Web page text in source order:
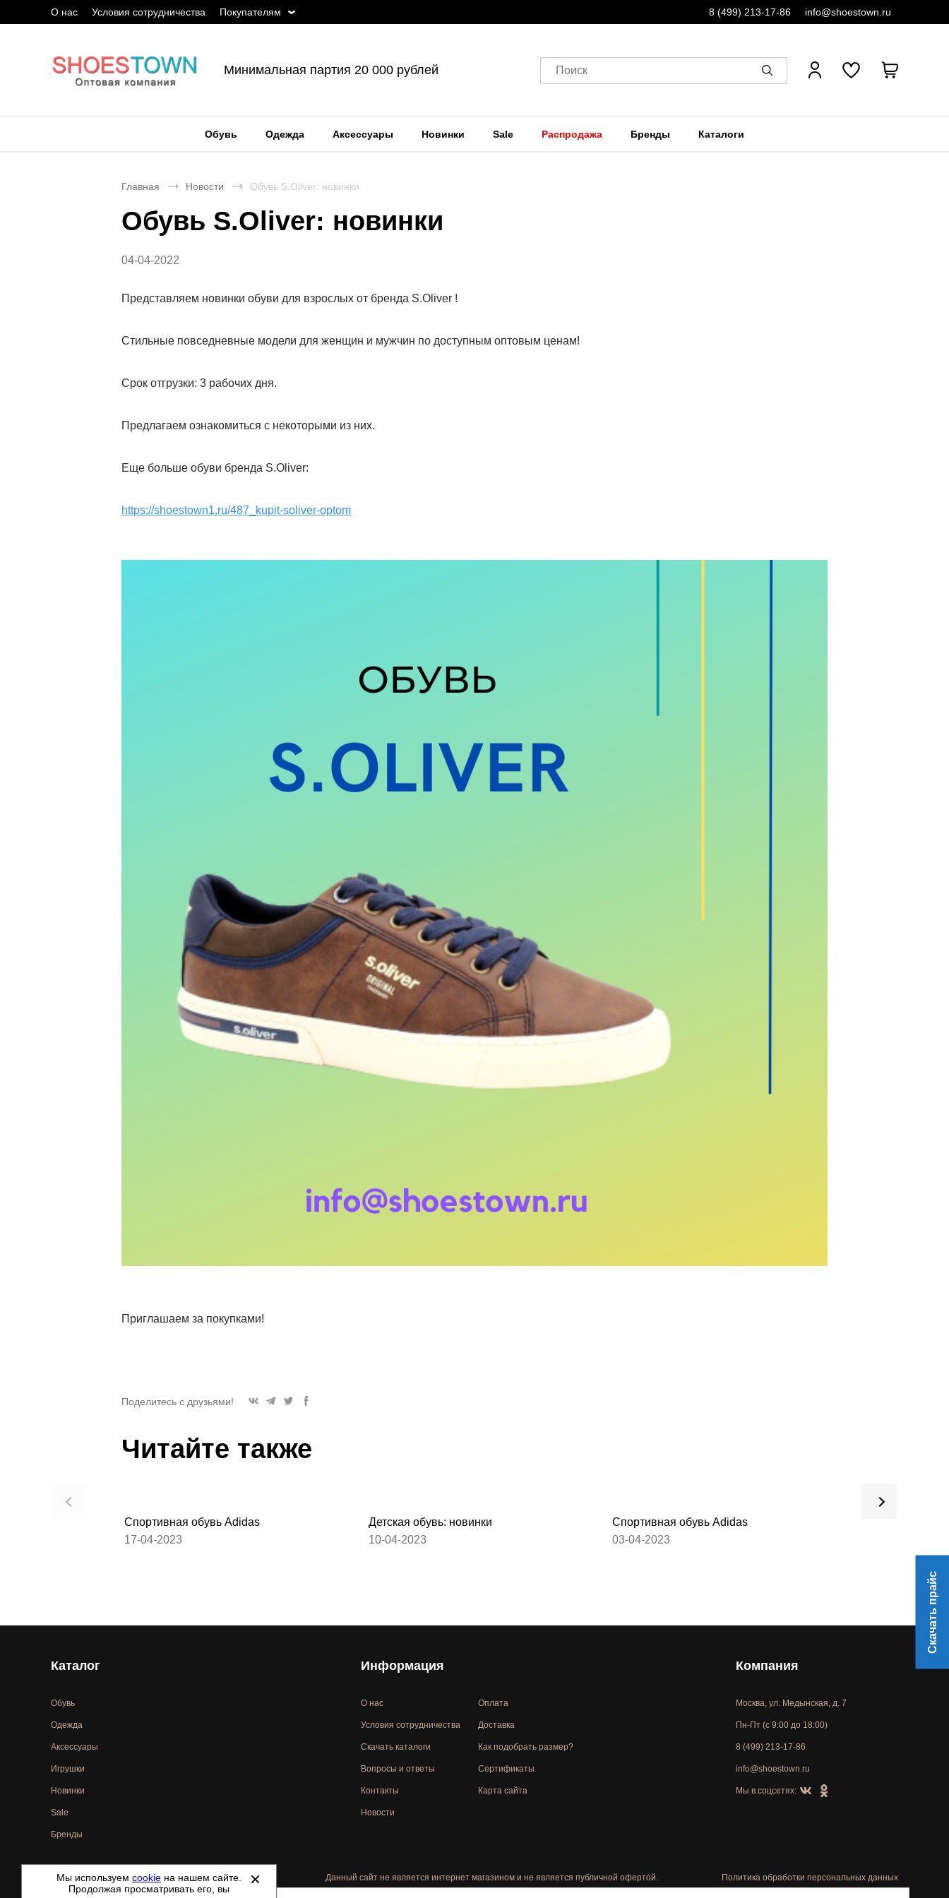
О нас Условия сотрудничества Покупателям 8 (499) 213-17-86 info@shoestown.ru
Минимальная партия 20 000 рублей Поиск
Обувь Одежда Аксессуары Новинки Sale Распродажа Бренды Каталоги
Главная Новости Обувь S.Oliver: новинки
Обувь S.Oliver: новинки
04-04-2022
Представляем новинки обуви для взрослых от бренда S.Oliver !
Стильные повседневные модели для женщин и мужчин по доступным оптовым ценам!
Срок отгрузки: 3 рабочих дня.
Предлагаем ознакомиться с некоторыми из них.
Еще больше обуви бренда S.Oliver:
https://shoestown1.ru/487_kupit-soliver-optom
Приглашаем за покупками!
Поделитесь с друзьями!
Читайте также
Спортивная обувь Adidas
17-04-2023
Детская обувь: новинки
10-04-2023
Спортивная обувь Adidas
03-04-2023
Каталог
Обувь
Одежда
Аксессуары
Игрушки
Новинки
Sale
Бренды
Информация
О нас
Условия сотрудничества
Скачать каталоги
Вопросы и ответы
Контакты
Новости
Оплата
Доставка
Как подобрать размер?
Сертификаты
Карта сайта
Компания
Москва, ул. Медынская, д. 7
Пн-Пт (с 9:00 до 18:00)
8 (499) 213-17-86
info@shoestown.ru
Мы в соцсетях:
©2021-2026 - ShoesTown.ru - все права защищены. Данный сайт не является интернет магазином и не является публичной офертой. Политика обработки персональных данных
Скачать прайс
Мы используем cookie на нашем сайте.
Продолжая просматривать его, вы